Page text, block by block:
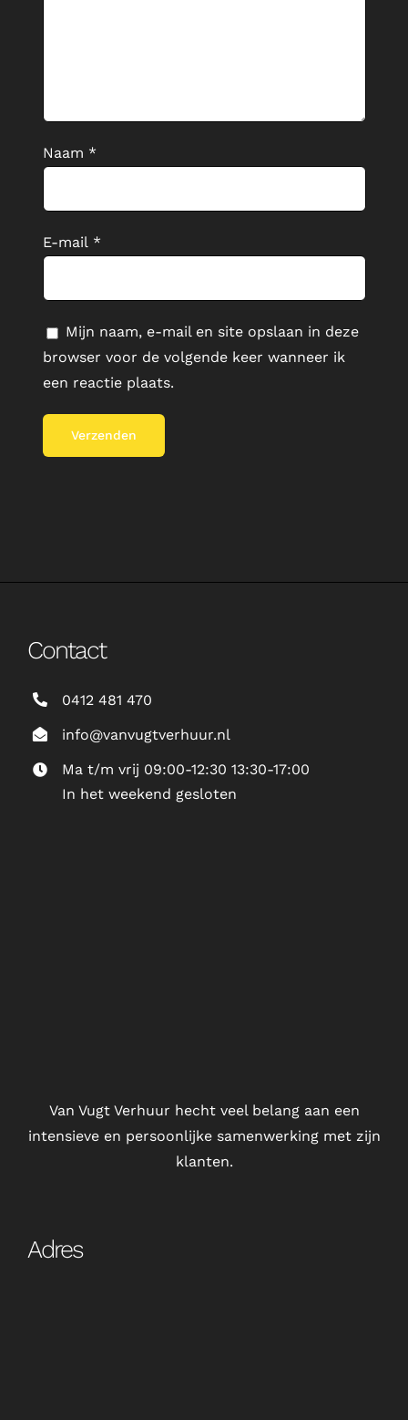
Naam *
E-mail *
Mijn naam, e-mail en site opslaan in deze
browser voor de volgende keer wanneer ik
een reactie plaats.
Contact
0412 481 470
info@vanvugtverhuur.nl
Ma t/m vrij 09:00-12:30 13:30-17:00
In het weekend gesloten
Van Vugt Verhuur hecht veel belang aan een
intensieve en persoonlijke samenwerking met zijn
klanten.
Adres